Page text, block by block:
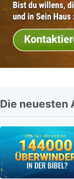
Die neuesten